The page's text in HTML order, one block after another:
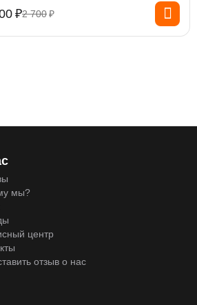
₽2 700 ₽
мы?
центр
отзыв о нас